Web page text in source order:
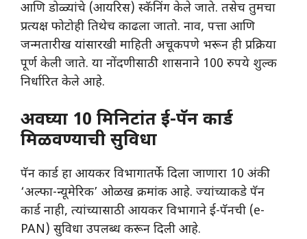
आणि डोळ्यांचे (आयरिस) स्कॅनिंग केले जाते. तसेच तुमचा
प्रत्यक्ष फोटोही तिथेच काढला जातो. नाव, पत्ता आणि
जन्मतारीख यांसारखी माहिती अचूकपणे भरून ही प्रक्रिया
पूर्ण केली जाते. या नोंदणीसाठी शासनाने 100 रुपये शुल्क
निर्धारित केले आहे.
अवघ्या 10 मिनिटांत ई-पॅन कार्ड
मिळवण्याची सुविधा
​पॅन कार्ड हा आयकर विभागातर्फे दिला जाणारा 10 अंकी
‘अल्फा-न्यूमेरिक’ ओळख क्रमांक आहे. ज्यांच्याकडे पॅन
कार्ड नाही, त्यांच्यासाठी आयकर विभागाने ई-पॅनची (e-
PAN) सुविधा उपलब्ध करून दिली आहे.